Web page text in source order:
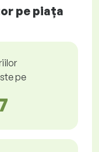
pe piața
pe